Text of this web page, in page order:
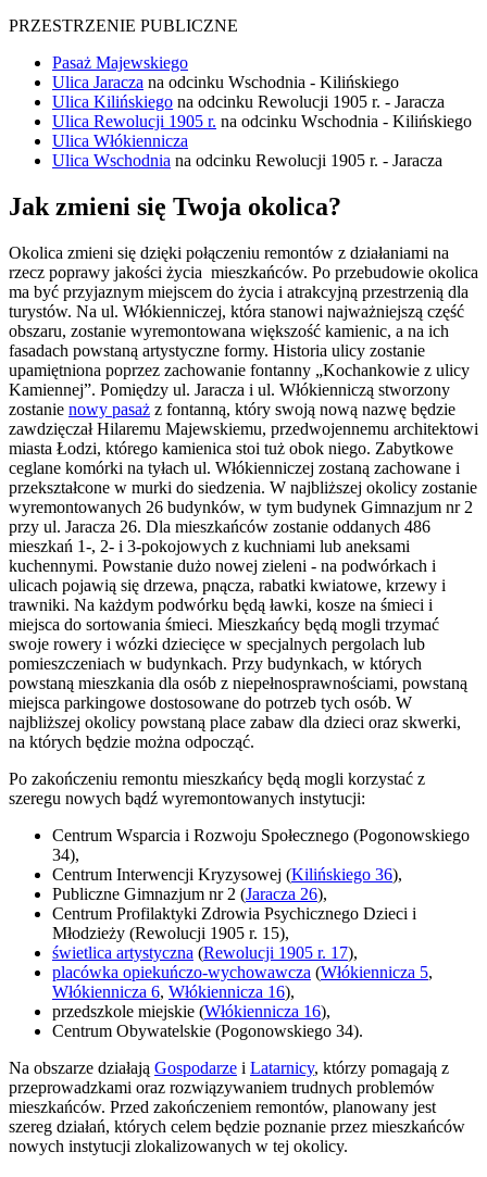
PRZESTRZENIE PUBLICZNE
Pasaż Majewskiego
Ulica Jaracza na odcinku Wschodnia - Kilińskiego
Ulica Kilińskiego na odcinku Rewolucji 1905 r. - Jaracza
Ulica Rewolucji 1905 r. na odcinku Wschodnia - Kilińskiego
Ulica Włókiennicza
Ulica Wschodnia na odcinku Rewolucji 1905 r. - Jaracza
Jak zmieni się Twoja okolica?
Okolica zmieni się dzięki połączeniu remontów z działaniami na
rzecz poprawy jakości życia mieszkańców. Po przebudowie okolica
ma być przyjaznym miejscem do życia i atrakcyjną przestrzenią dla
turystów. Na ul. Włókienniczej, która stanowi najważniejszą część
obszaru, zostanie wyremontowana większość kamienic, a na ich
fasadach powstaną artystyczne formy. Historia ulicy zostanie
upamiętniona poprzez zachowanie fontanny „Kochankowie z ulicy
Kamiennej”. Pomiędzy ul. Jaracza i ul. Włókienniczą stworzony
zostanie nowy pasaż z fontanną, który swoją nową nazwę będzie
zawdzięczał Hilaremu Majewskiemu, przedwojennemu architektowi
miasta Łodzi, którego kamienica stoi tuż obok niego. Zabytkowe
ceglane komórki na tyłach ul. Włókienniczej zostaną zachowane i
przekształcone w murki do siedzenia. W najbliższej okolicy zostanie
wyremontowanych 26 budynków, w tym budynek Gimnazjum nr 2
przy ul. Jaracza 26. Dla mieszkańców zostanie oddanych 486
mieszkań 1-, 2- i 3-pokojowych z kuchniami lub aneksami
kuchennymi. Powstanie dużo nowej zieleni - na podwórkach i
ulicach pojawią się drzewa, pnącza, rabatki kwiatowe, krzewy i
trawniki. Na każdym podwórku będą ławki, kosze na śmieci i
miejsca do sortowania śmieci. Mieszkańcy będą mogli trzymać
swoje rowery i wózki dziecięce w specjalnych pergolach lub
pomieszczeniach w budynkach. Przy budynkach, w których
powstaną mieszkania dla osób z niepełnosprawnościami, powstaną
miejsca parkingowe dostosowane do potrzeb tych osób. W
najbliższej okolicy powstaną place zabaw dla dzieci oraz skwerki,
na których będzie można odpocząć.
Po zakończeniu remontu mieszkańcy będą mogli korzystać z
szeregu nowych bądź wyremontowanych instytucji:
Centrum Wsparcia i Rozwoju Społecznego (Pogonowskiego
34),
Centrum Interwencji Kryzysowej (Kilińskiego 36),
Publiczne Gimnazjum nr 2 (Jaracza 26),
Centrum Profilaktyki Zdrowia Psychicznego Dzieci i
Młodzieży (Rewolucji 1905 r. 15),
świetlica artystyczna (Rewolucji 1905 r. 17),
placówka opiekuńczo-wychowawcza (Włókiennicza 5,
Włókiennicza 6, Włókiennicza 16),
przedszkole miejskie (Włókiennicza 16),
Centrum Obywatelskie (Pogonowskiego 34).
Na obszarze działają Gospodarze i Latarnicy, którzy pomagają z
przeprowadzkami oraz rozwiązywaniem trudnych problemów
mieszkańców. Przed zakończeniem remontów, planowany jest
szereg działań, których celem będzie poznanie przez mieszkańców
nowych instytucji zlokalizowanych w tej okolicy.